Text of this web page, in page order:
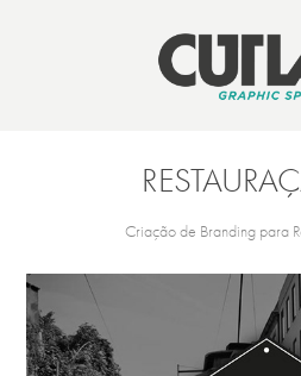
Criação de Branding para